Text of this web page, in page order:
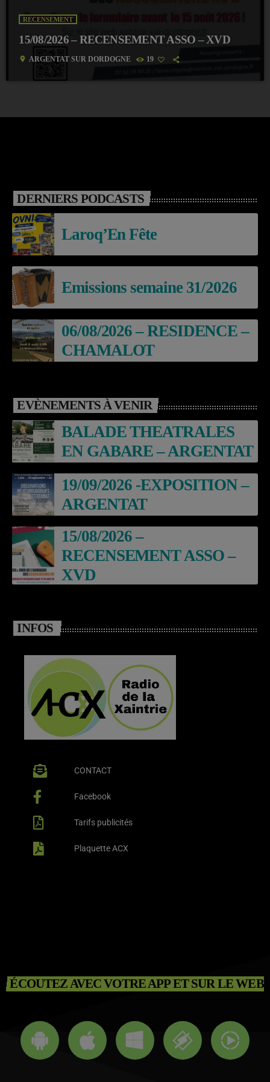
RECENSEMENT
15/08/2026 – RECENSEMENT ASSO – XVD
location_on ARGENTAT SUR DORDOGNE 19
DERNIERS PODCASTS
Laroq’En Fête
Emissions semaine 31/2026
06/08/2026 – RESIDENCE –
CHAMALOT
EVÈNEMENTS À VENIR
BALADE THEATRALES
EN GABARE – ARGENTAT
19/09/2026 -EXPOSITION –
ARGENTAT
15/08/2026 –
RECENSEMENT ASSO –
XVD
INFOS
CONTACT
Facebook
Tarifs publicités
Plaquette ACX
ÉCOUTEZ AVEC VOTRE APP ET SUR LE WEB